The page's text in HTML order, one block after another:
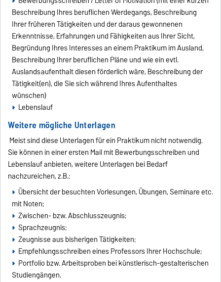
Beschreibung Ihres beruflichen Werdegangs, Beschreibung
Ihrer früheren Tätigkeiten und der daraus gewonnenen
Erkenntnisse, Erfahrungen und Fähigkeiten aus Ihrer Sicht,
Begründung Ihres Interesses an einem Praktikum im Ausland,
Beschreibung Ihrer beruflichen Pläne und wie ein evtl.
Auslandsaufenthalt diesen förderlich wäre, Beschreibung der
Tätigkeit(en), die Sie sich während Ihres Aufenthaltes
wünschen)
Lebenslauf
Weitere mögliche Unterlagen
Meist sind diese Unterlagen für ein Praktikum nicht notwendig.
Sie können in einer ersten Mail mit Bewerbungsschreiben und
Lebenslauf anbieten, weitere Unterlagen bei Bedarf
nachzureichen, z.B.:
Übersicht der besuchten Vorlesungen, Übungen, Seminare etc.
mit Noten;
Zwischen- bzw. Abschlusszeugnis;
Sprachzeugnis;
Zeugnisse aus bisherigen Tätigkeiten;
Empfehlungsschreiben eines Professors Ihrer Hochschule;
Portfolio bzw. Arbeitsproben bei künstlerisch-gestalterischen
Studiengängen.